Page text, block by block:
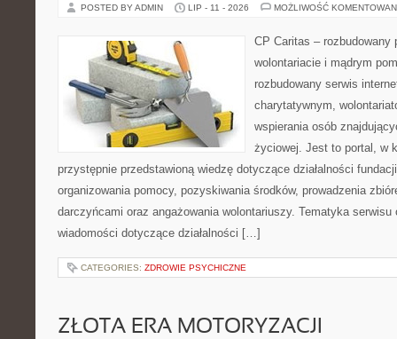
POSTED BY ADMIN LIP - 11 - 2026 MOŻLIWOŚĆ
CP Caritas – rozbudowany
wolontariacie i mądrym
rozbudowany serwis
charytatywnym,
wspierania osób
życiowej. Jest to portal, w
przystępnie przedstawioną wiedzę dotyczące działalności
organizowania pomocy, pozyskiwania środków, prowadzenia
darczyńcami oraz angażowania wolontariuszy. Tematyka
wiadomości dotyczące działalności […]
CATEGORIES: ZDROWIE PSYCHICZNE
ZŁOTA ERA MOTORYZACJI